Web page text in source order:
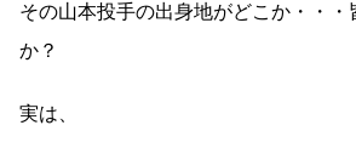
その山本投手の出身地がどこか・・・
か？
実は、